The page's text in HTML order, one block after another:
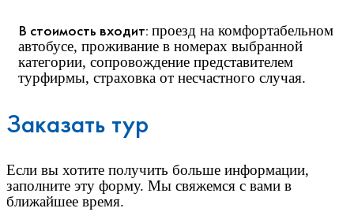
В стоимость входит: проезд на комфортабельном
автобусе, проживание в номерах выбранной
категории, сопровождение представителем
турфирмы, страховка от несчастного случая.
Заказать тур
Если вы хотите получить больше информации,
заполните эту форму. Мы свяжемся с вами в
ближайшее время.